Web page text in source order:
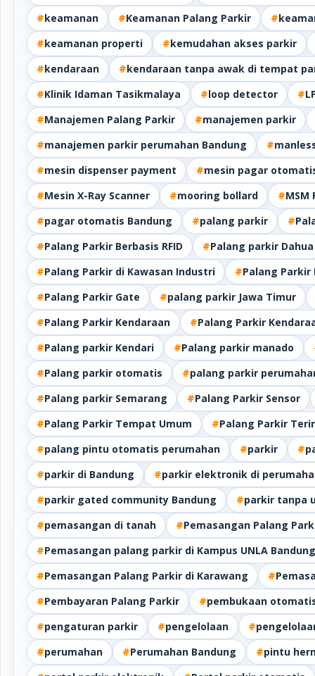
#keamanan #Keamanan Palang Parkir #
#keamanan properti #kemudahan akses parkir
#kendaraan #kendaraan tanpa awak di tempat
#Klinik Idaman Tasikmalaya #loop detector #
#Manajemen Palang Parkir #manajemen parkir
#manajemen parkir perumahan Bandung #
#mesin dispenser payment #mesin pagar
#Mesin X-Ray Scanner #mooring bollard #MSM
#pagar otomatis Bandung #palang parkir #
#Palang Parkir Berbasis RFID #Palang parkir Dahua
#Palang Parkir di Kawasan Industri #Palang
#Palang Parkir Gate #palang parkir Jawa Timur
#Palang Parkir Kendaraan #Palang Parkir
#Palang parkir Kendari #Palang parkir manado
#Palang parkir otomatis #palang parkir
#Palang parkir Semarang #Palang Parkir Sensor
#Palang Parkir Tempat Umum #Palang Parkir
#palang pintu otomatis perumahan #parkir #
#parkir di Bandung #parkir elektronik di
#parkir gated community Bandung #parkir tanpa
#pemasangan di tanah #Pemasangan Palang
#Pemasangan palang parkir di Kampus UNLA Bandung
#Pemasangan Palang Parkir di Karawang #
#Pembayaran Palang Parkir #pembukaan
#pengaturan parkir #pengelolaan #
#perumahan #Perumahan Bandung #pintu